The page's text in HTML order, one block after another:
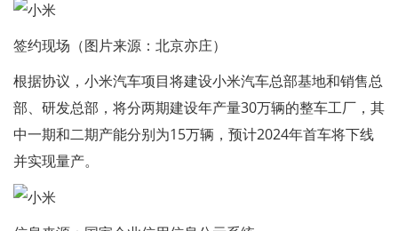
签约现场（图片来源：北京亦庄）
根据协议，小米汽车项目将建设小米汽车总部基地和销售总
部、研发总部，将分两期建设年产量30万辆的整车工厂，其
中一期和二期产能分别为15万辆，预计2024年首车将下线
并实现量产。